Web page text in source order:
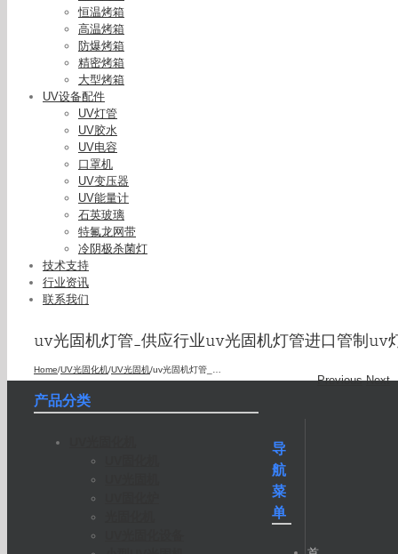
恒温烤箱
高温烤箱
防爆烤箱
精密烤箱
大型烤箱
UV设备配件
UV灯管
UV胶水
UV电容
口罩机
UV变压器
UV能量计
石英玻璃
特氟龙网带
冷阴极杀菌灯
技术支持
行业资讯
联系我们
uv光固机灯管_供应行业uv光固机灯管进口管制uv
Home/UV光固化机/UV光固机/uv光固机灯管_供应行业uv光固机灯管进口管制uv灯
Previous Next
产品分类
导
航
菜
单